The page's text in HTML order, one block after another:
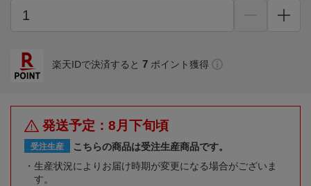
楽天IDで決済すると 7 ポイント獲得
発送予定：8月下旬頃
受注生産
こちらの商品は受注生産商品です。
生産状況によりお届け時期が変更になる場合がございま
す。